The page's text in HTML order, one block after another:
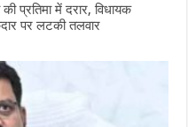
प्रतिमा में दरार, विधायक
पर लटकी तलवार